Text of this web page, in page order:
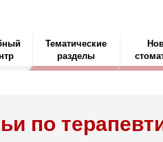
Тематические
разделы
по